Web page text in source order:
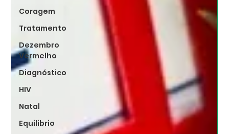
Coragem
Tratamento
Dezembro
Vermelho
Diagnóstico
HIV
Natal
Equilibrio